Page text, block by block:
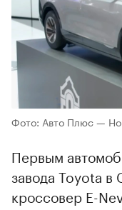
Фото: Авто Плюс —
Первым
завода Toyota в
кроссовер E-